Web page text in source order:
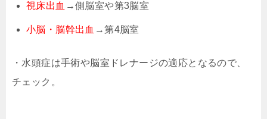
視床出血 →側脳室や第3脳室
小脳・脳幹出血 →第4脳室
・水頭症は手術や脳室ドレナージの適応となるので、
チェック。